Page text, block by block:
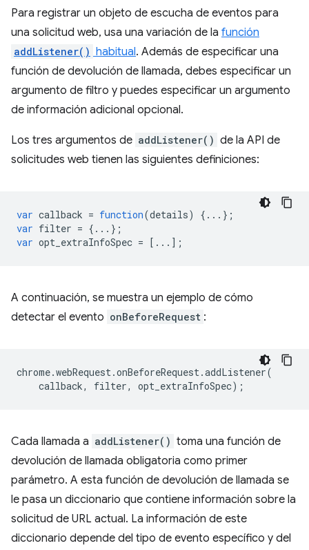
Para registrar un objeto de escucha de eventos para
una solicitud web, usa una variación de la función
addListener() habitual. Además de especificar una
función de devolución de llamada, debes especificar un
argumento de filtro y puedes especificar un argumento
de información adicional opcional.
Los tres argumentos de addListener() de la API de
solicitudes web tienen las siguientes definiciones:
var callback = function(details)
{...};
var filter = {...};
var opt_extraInfoSpec = [...];
A continuación, se muestra un ejemplo de cómo
detectar el evento onBeforeRequest :
chrome.webRequest.onBeforeRequest.addListener(
callback, filter, opt_extraInfoSpec);
Cada llamada a addListener() toma una función de
devolución de llamada obligatoria como primer
parámetro. A esta función de devolución de llamada se
le pasa un diccionario que contiene información sobre la
solicitud de URL actual. La información de este
diccionario depende del tipo de evento específico y del